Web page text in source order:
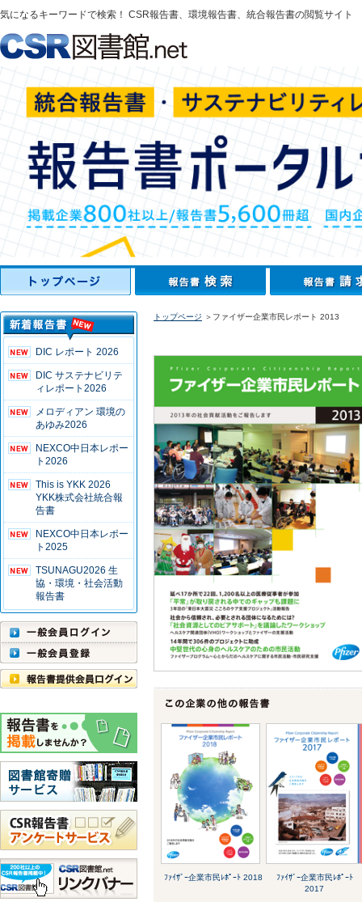
気になるキーワードで検索！ CSR報告書、環境報告書、統合報告書の閲覧サイト
DIC レポート 2026
DIC サステナビリテ
ィレポート2026
メロディアン 環境の
あゆみ2026
NEXCO中日本レポー
ト2026
This is YKK 2026
YKK株式会社統合報
告書
NEXCO中日本レポー
ト2025
TSUNAGU2026 生
協・環境・社会活動
報告書
トップページ ＞ファイザー企業市民レポート 2013
ﾌｧｲｻﾞｰ企業市民ﾚﾎﾟｰﾄ 2018
ﾌｧｲｻﾞｰ企業市民ﾚﾎﾟｰﾄ
2017